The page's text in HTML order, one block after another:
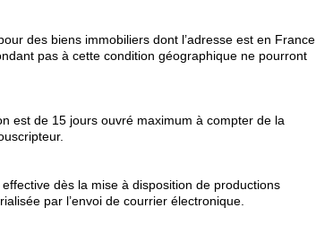
des biens immobiliers dont l’adresse est en France
pas à cette condition géographique ne pourront
est de 15 jours ouvré maximum à compter de la
dès la mise à disposition de productions
par l’envoi de courrier électronique.